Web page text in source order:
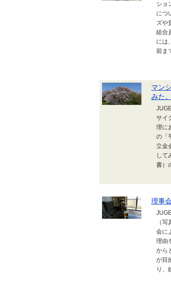
ショ
につ
ズや
組合
には
前ま
マン
みた。
サイ
理に
の「
立金
して
書）
理事
（
会に
理由
から
が目
り、